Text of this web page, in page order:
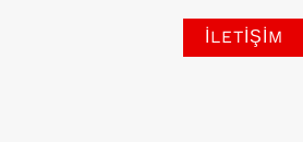
İLETIŞIM